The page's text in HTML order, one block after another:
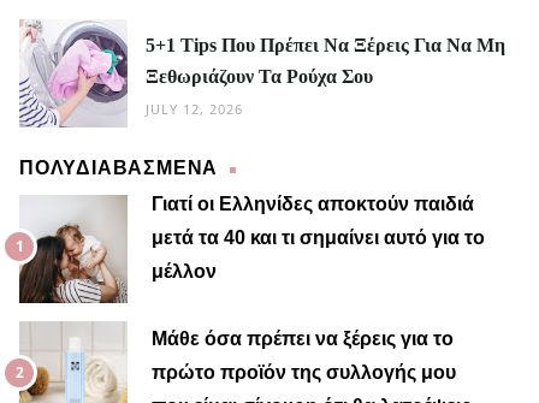
5+1 Tips Που Πρέπει Να Ξέρεις Για Να Μη
Ξεθωριάζουν Τα Ρούχα Σου
JULY 12, 2026
ΠΟΛΥΔΙΑΒΑΣΜΕΝΑ
Γιατί οι Ελληνίδες αποκτούν παιδιά
μετά τα 40 και τι σημαίνει αυτό για το
μέλλον
Μάθε όσα πρέπει να ξέρεις για το
πρώτο προϊόν της συλλογής μου